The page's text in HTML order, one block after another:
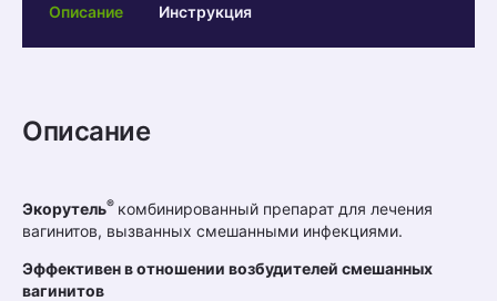
Описание Инструкция
Описание
Экорутель® комбинированный препарат для лечения
вагинитов, вызванных смешанными инфекциями.
Эффективен в отношении возбудителей смешанных
вагинитов